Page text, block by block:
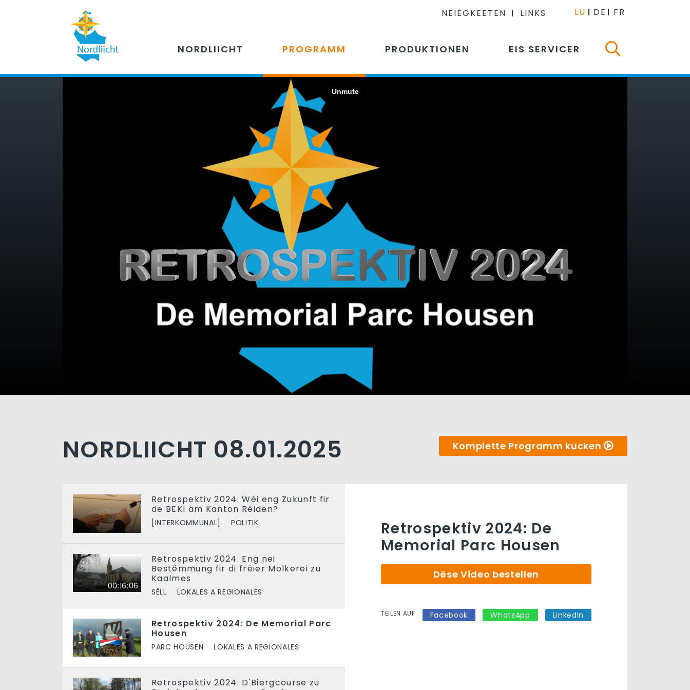
NEIEGKEETEN LINKS LU DE FR
NORDLIICHT PROGRAMM PRODUKTIONEN EIS SERVICER
NORDLIICHT 08.01.2025 Komplette Programm kucken
Retrospektiv 2024: Wéi eng Zukunft fir
de BEKI am Kanton Réiden?
[INTERKOMMUNAL] POLITIK
00:16:06
Retrospektiv 2024: Eng nei
Bestëmmung fir di fréier Molkerei zu
Kaalmes
SËLL LOKALES A REGIONALES
Retrospektiv 2024: De Memorial Parc
Housen
PARC HOUSEN LOKALES A REGIONALES
Retrospektiv 2024: D'Biergcourse zu
Retrospektiv 2024: De
Memorial Parc Housen
Dëse Video bestellen
TEILEN AUF Facebook WhatsApp LinkedIn